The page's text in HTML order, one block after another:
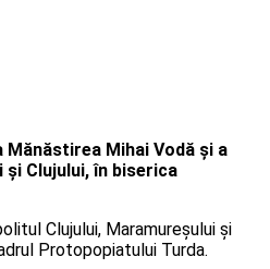
Mihai Vodă și a
Clujului, în biserica
Clujului, Maramureșului și
Protopopiatului Turda.